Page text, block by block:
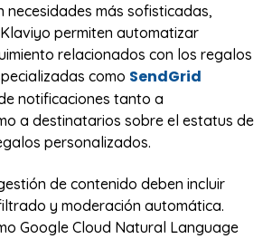
necesidades más sofisticadas,
permiten automatizar
relacionados con los regalos
como SendGrid
notificaciones tanto a
a destinatarios sobre el estatus de
personalizados.
de contenido deben incluir
y moderación automática.
Google Cloud Natural Language